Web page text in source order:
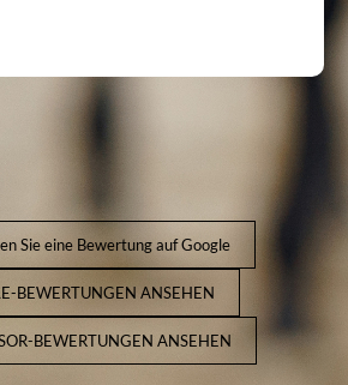
Sie eine Bewertung auf Google
BEWERTUNGEN ANSEHEN
BEWERTUNGEN ANSEHEN